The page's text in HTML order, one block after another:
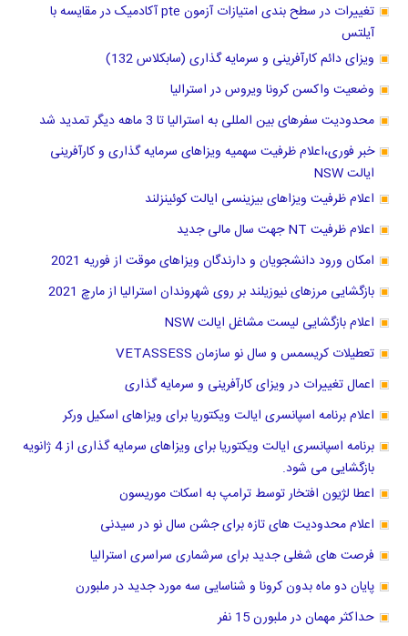
تغییرات در سطح بندی امتیازات آزمون pte آکادمیک در مقایسه با
آیلتس
ویزای دائم کارآفرینی و سرمایه گذاری (سابکلاس 132)
وضعیت واکسن کرونا ویروس در استرالیا
محدودیت سفرهای بین المللی به استرالیا تا 3 ماهه دیگر تمدید شد
خبر فوری،اعلام ظرفیت سهمیه ویزاهای سرمایه گذاری و کارآفرینی
ایالت NSW
اعلام ظرفیت ویزاهای بیزینسی ایالت کوئینزلند
اعلام ظرفیت NT جهت سال مالی جدید
امکان ورود دانشجویان و دارندگان ویزاهای موقت از فوریه 2021
بازگشایی مرزهای نیوزیلند بر روی شهروندان استرالیا از مارچ 2021
اعلام بازگشایی لیست مشاغل ایالت NSW
تعطیلات کریسمس و سال نو سازمان VETASSESS
اعمال تغییرات در ویزای کارآفرینی و سرمایه گذاری
اعلام برنامه اسپانسری ایالت ویکتوریا برای ویزاهای اسکیل ورکر
برنامه اسپانسری ایالت ویکتوریا برای ویزاهای سرمایه گذاری از 4 ژانویه
بازگشایی می شود.
اعطا لژیون افتخار توسط ترامپ به اسکات موریسون
اعلام محدودیت های تازه برای جشن سال نو در سیدنی
فرصت های شغلی جدید برای سرشماری سراسری استرالیا
پایان دو ماه بدون کرونا و شناسایی سه مورد جدید در ملبورن
حداکثر مهمان در ملبورن 15 نفر